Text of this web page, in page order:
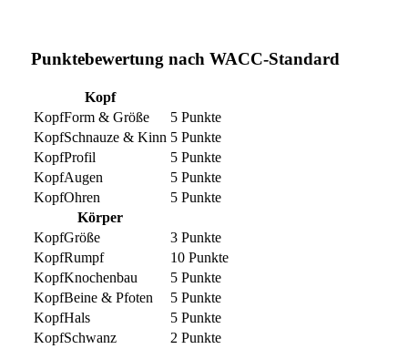
Punktebewertung nach WACC-Standard
Kopf
Form & Größe
5 Punkte
Schnauze & Kinn 5 Punkte
Profil
5 Punkte
Augen
5 Punkte
Ohren
5 Punkte
Körper
Größe
3 Punkte
Rumpf
10 Punkte
Knochenbau
5 Punkte
Beine & Pfoten
5 Punkte
Hals
5 Punkte
Schwanz
2 Punkte